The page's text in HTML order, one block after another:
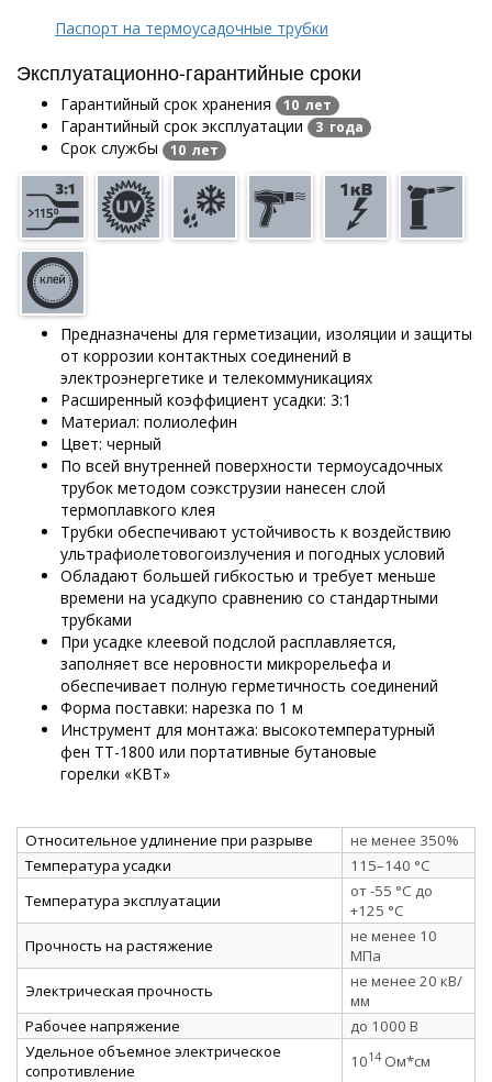
Паспорт на термоусадочные трубки
Эксплуатационно-гарантийные сроки
Гарантийный срок хранения 10 лет
Гарантийный срок эксплуатации 3 года
Срок службы 10 лет
Предназначены для герметизации, изоляции и защиты
от коррозии контактных соединений в
электроэнергетике и телекоммуникациях
Расширенный коэффициент усадки: 3:1
Материал: полиолефин
Цвет: черный
По всей внутренней поверхности термоусадочных
трубок методом соэкструзии нанесен слой
термоплавкого клея
Трубки обеспечивают устойчивость к воздействию
ультрафиолетовогоизлучения и погодных условий
Обладают большей гибкостью и требует меньше
времени на усадкупо сравнению со стандартными
трубками
При усадке клеевой подслой расплавляется,
заполняет все неровности микрорельефа и
обеспечивает полную герметичность соединений
Форма поставки: нарезка по 1 м
Инструмент для монтажа: высокотемпературный
фен ТТ-1800 или портативные бутановые
горелки «КВТ»
Относительное удлинение при разрыве
не менее 350%
Температура усадки
115–140 °C
Температура эксплуатации
от -55 °C до
+125 °C
Прочность на растяжение
не менее 10
МПа
Электрическая прочность
не менее 20 кВ/
мм
Рабочее напряжение
до 1000 В
Удельное объемное электрическое
сопротивление
1014 Ом*см